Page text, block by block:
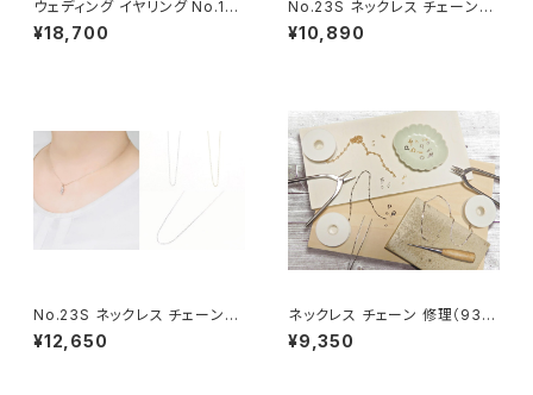
ウェディング イヤリング No.14
6
¥18,700
No.23S ネックレス チェーンの
み（50センチ+アジャスター）
¥10,890
No.23S ネックレス チェーンの
み（60センチ+アジャスター）
¥12,650
ネックレス チェーン 修理（935
0円分）
¥9,350